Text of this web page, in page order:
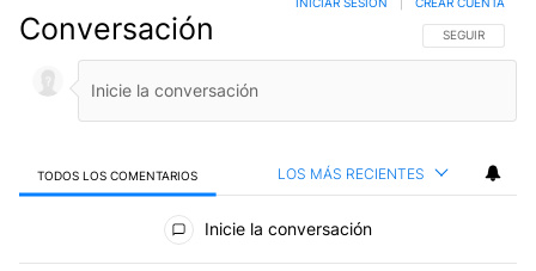
Conversación SIGA ESTA
SEGUIR
TODOS LOS COMENTARIOS LOS MÁS RECIENTES
Todos los comentarios
Inicie la conversación